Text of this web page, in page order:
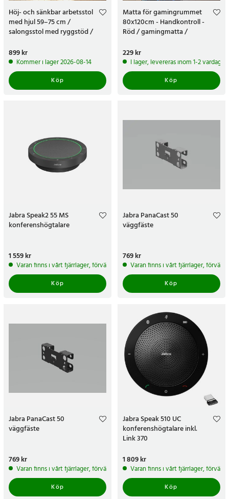
Höj- och sänkbar arbetsstol
med hjul 59–75 cm /
salongsstol med ryggstöd /
Pris:899 kr
899 kr
Kommer i lager 2026-08-14
Köp
Matta för gamingrummet
80x120cm - Handkontroll -
Röd / gamingmatta /
Pris:229 kr
229 kr
I lager, levereras inom 1-2 vardagar
Köp
Jabra Speak2 55 MS
konferenshögtalare
Pris:1 559 kr
1 559 kr
Varan finns i vårt fjärrlager, förväntas skickas inom 5-7 arbetsdagar
Köp
Jabra PanaCast 50
väggfäste
Pris:769 kr
769 kr
Varan finns i vårt fjärrlager,
Köp
Jabra PanaCast 50
väggfäste
Pris:769 kr
769 kr
Varan finns i vårt fjärrlager, förväntas skickas inom 5-7 arbetsdagar
Köp
Jabra Speak 510 UC
konferenshögtalare inkl.
Link 370
Pris:1 809 kr
1 809 kr
Varan finns i vårt fjärrlager,
Köp